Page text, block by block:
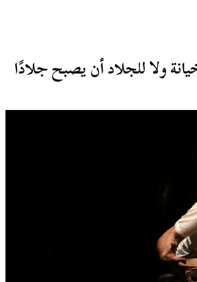
ولا للجلاد أن يصبح جلادًا